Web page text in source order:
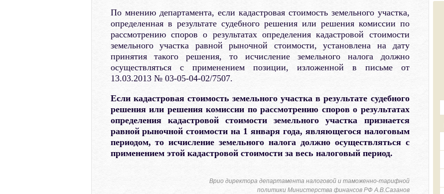
По мнению департамента, если кадастровая стоимость земельного участка,
определенная в результате судебного решения или решения комиссии по
рассмотрению споров о результатах определения кадастровой стоимости
земельного участка равной рыночной стоимости, установлена на дату
принятия такого решения, то исчисление земельного налога должно
осуществляться с применением позиции, изложенной в письме от
13.03.2013 № 03-05-04-02/7507.
Если кадастровая стоимость земельного участка в результате судебного
решения или решения комиссии по рассмотрению споров о результатах
определения кадастровой стоимости земельного участка признается
равной рыночной стоимости на 1 января года, являющегося налоговым
периодом, то исчисление земельного налога должно осуществляться с
применением этой кадастровой стоимости за весь налоговый период.
Врио директора департамента налоговой и таможенно-тарифной
политики Министерства финансов РФ А.В.Сазанов